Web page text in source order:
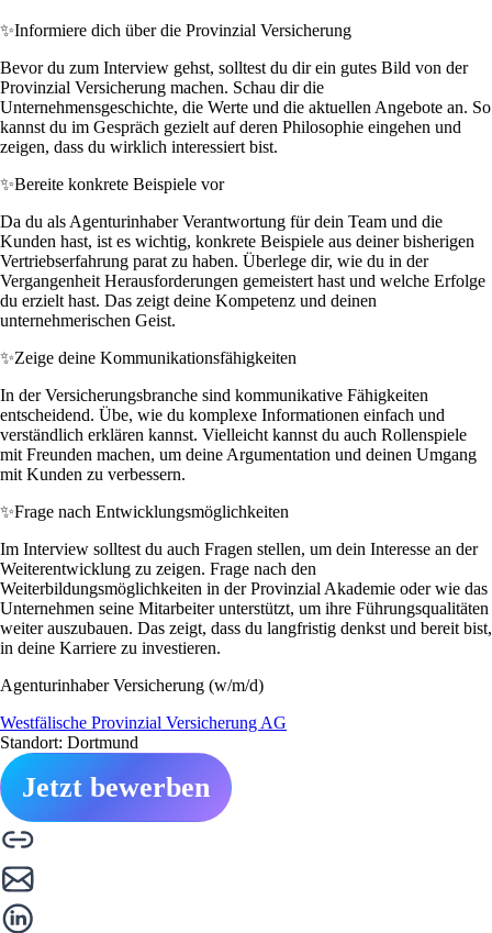
✨Informiere dich über die Provinzial Versicherung
Bevor du zum Interview gehst, solltest du dir ein gutes Bild von der
Provinzial Versicherung machen. Schau dir die
Unternehmensgeschichte, die Werte und die aktuellen Angebote an. So
kannst du im Gespräch gezielt auf deren Philosophie eingehen und
zeigen, dass du wirklich interessiert bist.
✨Bereite konkrete Beispiele vor
Da du als Agenturinhaber Verantwortung für dein Team und die
Kunden hast, ist es wichtig, konkrete Beispiele aus deiner bisherigen
Vertriebserfahrung parat zu haben. Überlege dir, wie du in der
Vergangenheit Herausforderungen gemeistert hast und welche Erfolge
du erzielt hast. Das zeigt deine Kompetenz und deinen
unternehmerischen Geist.
✨Zeige deine Kommunikationsfähigkeiten
In der Versicherungsbranche sind kommunikative Fähigkeiten
entscheidend. Übe, wie du komplexe Informationen einfach und
verständlich erklären kannst. Vielleicht kannst du auch Rollenspiele
mit Freunden machen, um deine Argumentation und deinen Umgang
mit Kunden zu verbessern.
✨Frage nach Entwicklungsmöglichkeiten
Im Interview solltest du auch Fragen stellen, um dein Interesse an der
Weiterentwicklung zu zeigen. Frage nach den
Weiterbildungsmöglichkeiten in der Provinzial Akademie oder wie das
Unternehmen seine Mitarbeiter unterstützt, um ihre Führungsqualitäten
weiter auszubauen. Das zeigt, dass du langfristig denkst und bereit bist,
in deine Karriere zu investieren.
Agenturinhaber Versicherung (w/m/d)
Westfälische Provinzial Versicherung AG
Standort: Dortmund
Jetzt bewerben